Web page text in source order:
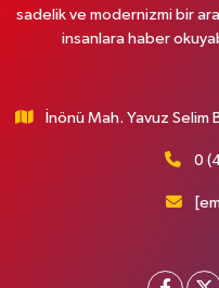
sadelik ve modernizmi bir
insanlara haber
İnönü Mah. Yavuz
0